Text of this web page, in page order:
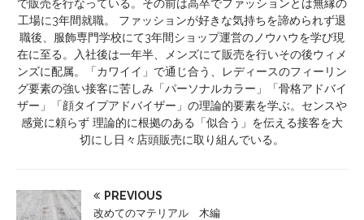
で販売を行なっている。その前は高卒でファッションとは無縁の
工場に3年間就職。 ファッションが好きな気持ちを諦められず退
職後、服飾専門学校にて3年間ショップ運営のノウハウを学び現
在に至る。入社後は一年半、メンズにて販売を行いその後ウィメ
ンズに配属。「カワイイ」で通じ合う、レディースのフィーリン
グ要素の強い接客に苦しみ「パーソナルカラー」「骨格アドバイ
ザー」「顔タイプアドバイザー」の理論的要素を学ぶ。センスや
感覚に頼らず 理論的に根拠のある「似合う」を伝える接客を大
切にし日々店頭販売に取り組んでいる。
PREVIOUS
改めてのマテリアル 木編